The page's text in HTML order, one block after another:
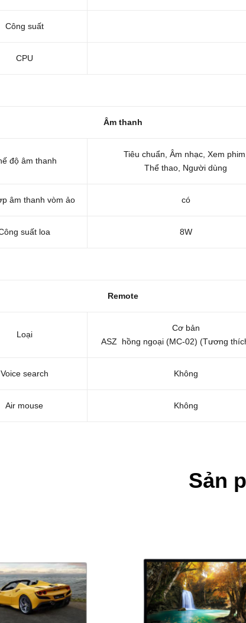
Công suất
CPU
Âm thanh
độ âm thanh
Tiêu chuẩn, Âm nhạc, Xem phim,
Thể thao, Người dùng
âm thanh vòm ảo có
suất loa 8W
Remote
Loại
Cơ bản
ASZ hồng ngoại (MC-02) (Tương
Voice search Không
Air mouse Không
Sản